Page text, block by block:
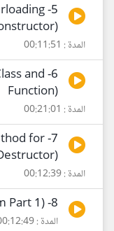
المدة : 00:11:51
and
Function)
المدة : 00:21:01
for
المدة : 00:12:39
8- C++ Course Level 2 (phantom Part 1)
المدة : 00:12:49